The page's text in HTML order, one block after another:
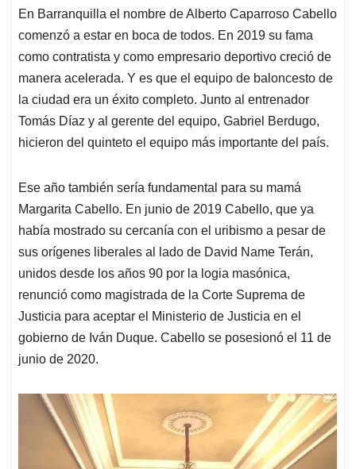
En Barranquilla el nombre de Alberto Caparroso Cabello
comenzó a estar en boca de todos. En 2019 su fama
como contratista y como empresario deportivo creció de
manera acelerada. Y es que el equipo de baloncesto de
la ciudad era un éxito completo. Junto al entrenador
Tomás Díaz y al gerente del equipo, Gabriel Berdugo,
hicieron del quinteto el equipo más importante del país.
Ese año también sería fundamental para su mamá
Margarita Cabello. En junio de 2019 Cabello, que ya
había mostrado su cercanía con el uribismo a pesar de
sus orígenes liberales al lado de David Name Terán,
unidos desde los años 90 por la logia masónica,
renunció como magistrada de la Corte Suprema de
Justicia para aceptar el Ministerio de Justicia en el
gobierno de Iván Duque. Cabello se posesionó el 11 de
junio de 2020.